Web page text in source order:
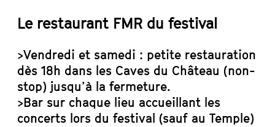
Le restaurant FMR du festival
>Vendredi et samedi : petite restauration
dès 18h dans les Caves du Château (non-
stop) jusqu’à la fermeture.
>Bar sur chaque lieu accueillant les
concerts lors du festival (sauf au Temple)